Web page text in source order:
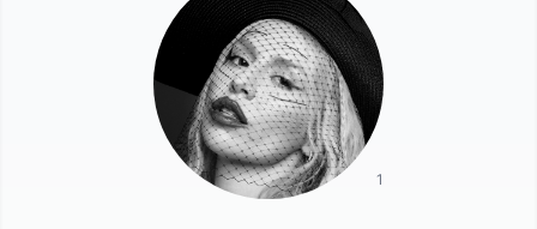
1